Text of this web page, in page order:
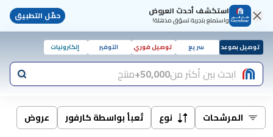
استكشف أحدث العروض
واستمتع بتجربة تسوّق مذهلة! حمّل التطبيق
توصيل بموعد سريع توصيل فوري التوفير إلكترونيات
ابحث بين أكثر من50,000+ منتج
المرشحات نوع تُعبأ بواسطة كارفور عروض